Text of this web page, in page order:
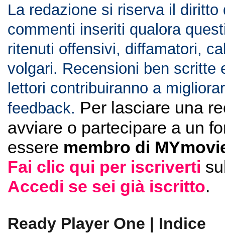
La redazione si riserva il diritto
commenti inseriti qualora
ritenuti offensivi, diffamatori,
volgari. Recensioni ben scritte
lettori contribuiranno a
feedback. Per lasciare una
avviare o partecipare a un
essere membro di
Fai clic qui per iscriverti
Accedi se sei già iscritto.
Ready Player One | Indice